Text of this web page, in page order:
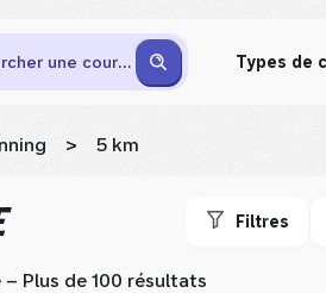
Rechercher une course Types de
> 5 km
Filtres
– Plus de 100 résultats